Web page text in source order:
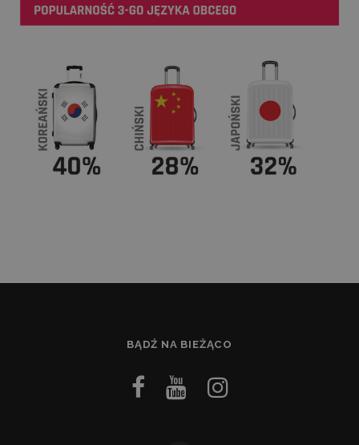
BĄDŹ NA BIEŻĄCO